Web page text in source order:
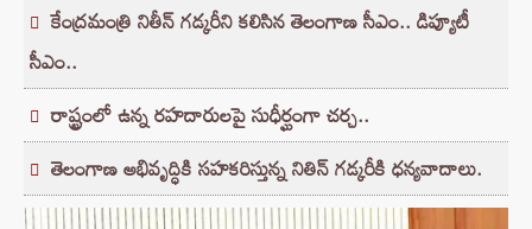
కేంద్రమంత్రి నితీన్ గడ్కరీని కలిసిన తెలంగాణ సీఎం.. డిప్యూటీ
సీఎం..
రాష్ట్రంలో ఉన్న రహదారులపై సుధీర్ఘంగా చర్చ..
తెలంగాణ అభివృద్ధికి సహకరిస్తున్న నితిన్ గడ్కరీకి ధన్యవాదాలు.